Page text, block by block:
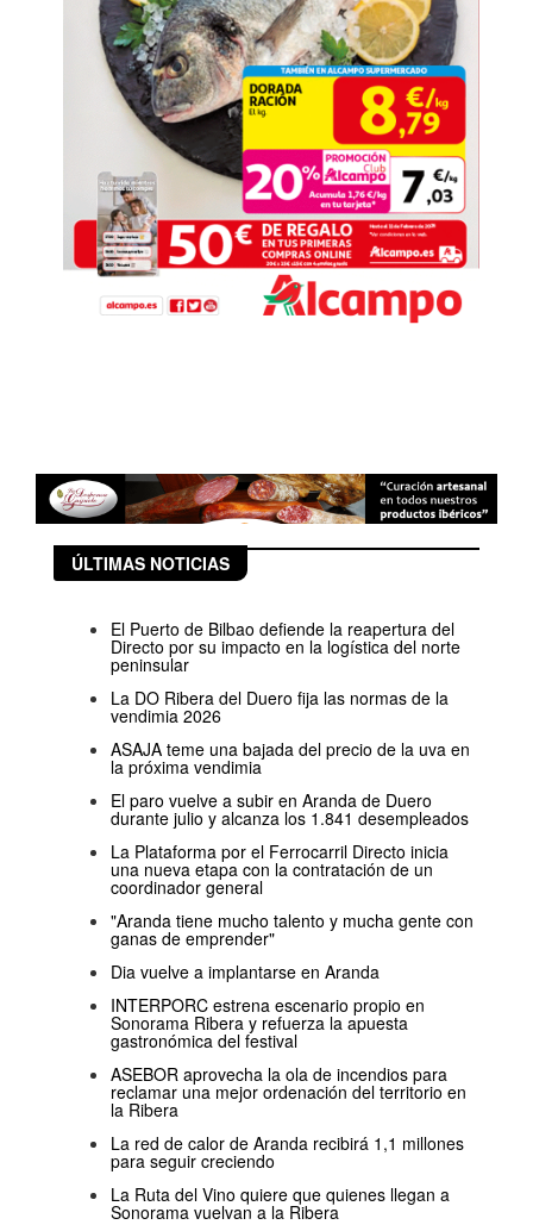
ÚLTIMAS NOTICIAS
El Puerto de Bilbao defiende la reapertura del
Directo por su impacto en la logística del norte
peninsular
La DO Ribera del Duero fija las normas de la
vendimia 2026
ASAJA teme una bajada del precio de la uva en
la próxima vendimia
El paro vuelve a subir en Aranda de Duero
durante julio y alcanza los 1.841 desempleados
La Plataforma por el Ferrocarril Directo inicia
una nueva etapa con la contratación de un
coordinador general
"Aranda tiene mucho talento y mucha gente con
ganas de emprender"
Dia vuelve a implantarse en Aranda
INTERPORC estrena escenario propio en
Sonorama Ribera y refuerza la apuesta
gastronómica del festival
ASEBOR aprovecha la ola de incendios para
reclamar una mejor ordenación del territorio en
la Ribera
La red de calor de Aranda recibirá 1,1 millones
para seguir creciendo
La Ruta del Vino quiere que quienes llegan a
Sonorama vuelvan a la Ribera